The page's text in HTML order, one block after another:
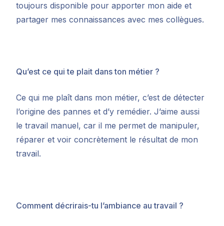
toujours disponible pour apporter mon aide et
partager mes connaissances avec mes collègues.
Qu’est ce qui te plait dans ton métier ?
Ce qui me plaît dans mon métier, c’est de détecter
l’origine des pannes et d’y remédier. J’aime aussi
le travail manuel, car il me permet de manipuler,
réparer et voir concrètement le résultat de mon
travail.
Comment décrirais-tu l’ambiance au travail ?